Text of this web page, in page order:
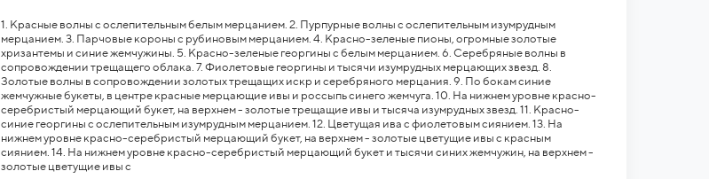
1. Красные волны с ослепительным белым мерцанием. 2. Пурпурные волны с ослепительным изумрудным
мерцанием. 3. Парчовые короны с рубиновым мерцанием. 4. Красно-зеленые пионы, огромные золотые
хризантемы и синие жемчужины. 5. Красно-зеленые георгины с белым мерцанием. 6. Серебряные волны в
сопровождении трещащего облака. 7. Фиолетовые георгины и тысячи изумрудных мерцающих звезд. 8.
Золотые волны в сопровождении золотых трещащих искр и серебряного мерцания. 9. По бокам синие
жемчужные букеты, в центре красные мерцающие ивы и россыпь синего жемчуга. 10. На нижнем уровне красно-
серебристый мерцающий букет, на верхнем - золотые трещащие ивы и тысяча изумрудных звезд. 11. Красно-
синие георгины с ослепительным изумрудным мерцанием. 12. Цветущая ива с фиолетовым сиянием. 13. На
нижнем уровне красно-серебристый мерцающий букет, на верхнем - золотые цветущие ивы с красным
сиянием. 14. На нижнем уровне красно-серебристый мерцающий букет и тысячи синих жемчужин, на верхнем -
золотые цветущие ивы с